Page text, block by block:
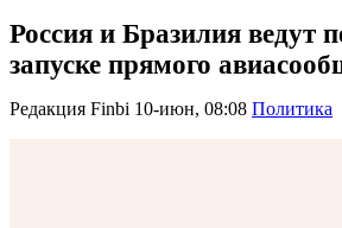
Россия и Бразилия ведут
запуске прямого
Редакция Finbi 10-июн, 08:08 Политика